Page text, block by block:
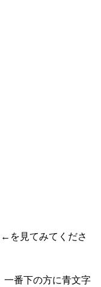
←を見てみてくださ
一番下の方に青文字